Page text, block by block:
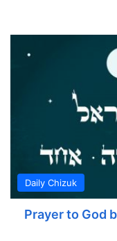
Daily Chizuk
Prayer to God